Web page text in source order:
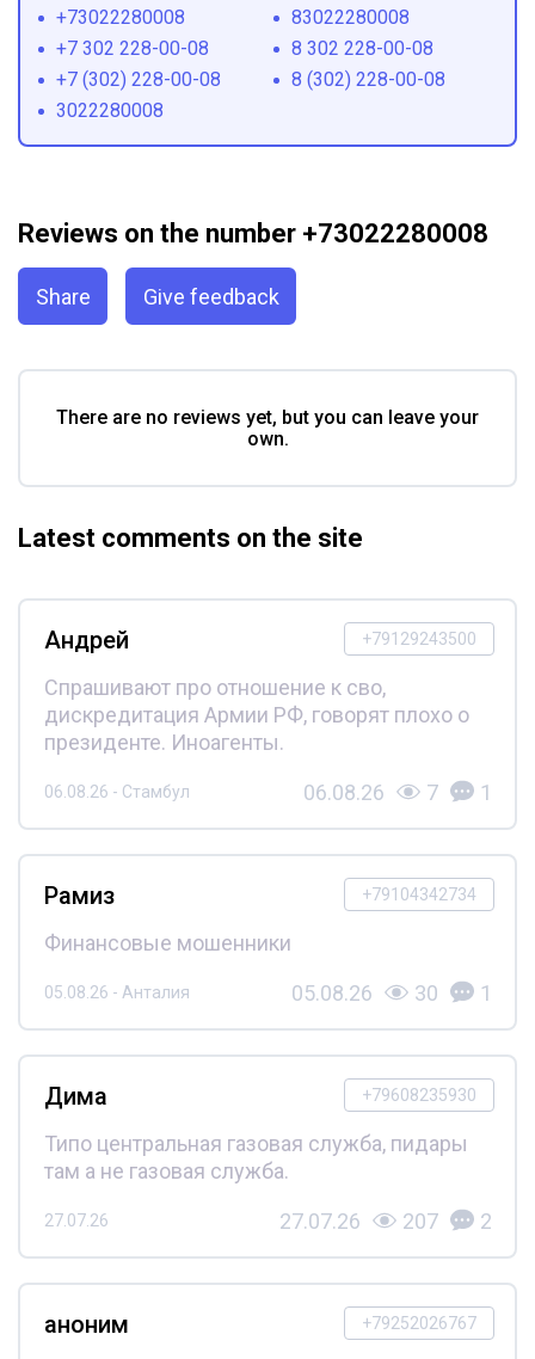
+73022280008
83022280008
+7 302 228-00-08
8 302 228-00-08
+7 (302) 228-00-08
8 (302) 228-00-08
3022280008
Reviews on the number +73022280008
Share Give feedback
There are no reviews yet, but you can leave your
own.
Latest comments on the site
+79129243500
Андрей
Спрашивают про отношение к сво,
дискредитация Армии РФ, говорят плохо о
президенте. Иноагенты.
06.08.26 - Стамбул 06.08.26 7 1
+79104342734
Рамиз
Финансовые мошенники
05.08.26 - Анталия 05.08.26 30 1
+79608235930
Дима
Типо центральная газовая служба, пидары
там а не газовая служба.
27.07.26 27.07.26 207 2
+79252026767
аноним